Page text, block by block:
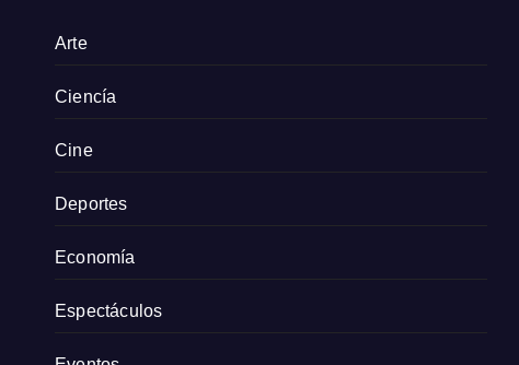
Arte
Ciencía
Cine
Deportes
Economía
Espectáculos